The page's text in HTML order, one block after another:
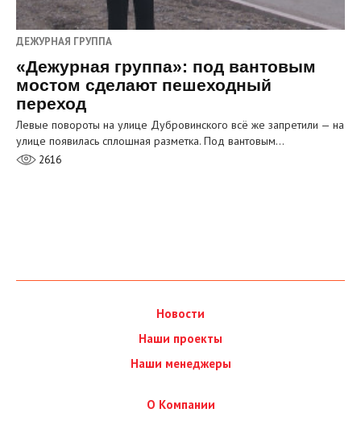
ДЕЖУРНАЯ ГРУППА
«Дежурная группа»: под вантовым
мостом сделают пешеходный
переход
Левые повороты на улице Дубровинского всё же запретили — на
улице появилась сплошная разметка. Под вантовым…
2616
Новости
Наши проекты
Наши менеджеры
О Компании